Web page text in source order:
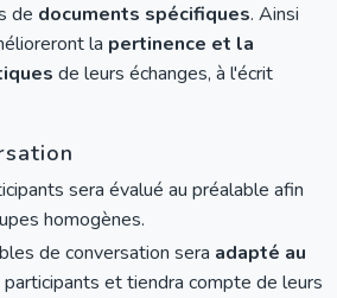
de documents spécifiques. Ainsi
la pertinence et la
de leurs échanges, à l'écrit
sera évalué au préalable afin
homogènes.
de conversation sera adapté au
et tiendra compte de leurs